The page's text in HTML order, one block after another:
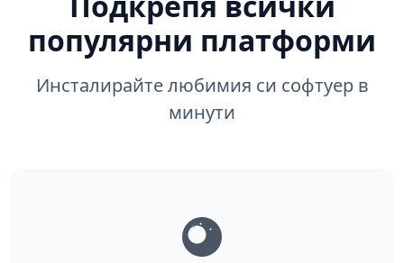
популярни платформи
Инсталирайте любимия си софтуер в
минути